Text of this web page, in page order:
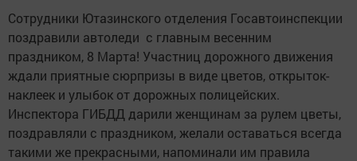
Сотрудники Ютазинского отделения Госавтоинспекции
поздравили автоледи с главным весенним
праздником, 8 Марта! Участниц дорожного движения
ждали приятные сюрпризы в виде цветов, открыток-
наклеек и улыбок от дорожных полицейских.
Инспектора ГИБДД дарили женщинам за рулем цветы,
поздравляли с праздником, желали оставаться всегда
такими же прекрасными, напоминали им правила